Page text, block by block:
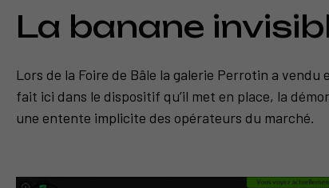
La banane
Lors de la Foire de Bâle la galerie Perrotin a
fait ici dans le dispositif qu’il met en place, la
une entente implicite des opérateurs du marché.